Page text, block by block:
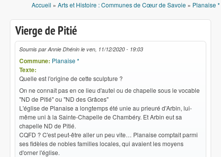
Vous êtes ici
Accueil » Arts et Histoire : Communes de Cœur de Savoie » Planaise *
Vierge de Pitié
Soumis parAnnie Dhénin le ven, 11/12/2020 - 19:03
Commune: Planaise *
Texte:
Quelle est l'origine de cette sculpture ?
On ne connaît pas en ce lieu d'autel ou de chapelle sous le vocable
"ND de Pitié" ou "ND des Grâces"
L'église de Planaise a longtemps été unie au prieuré d'Arbin, lui-
même uni à la Sainte-Chapelle de Chambéry. Et Arbin eut sa
chapelle ND de Pitié.
CQFD ? C'est peut-être aller un peu vite… Planaise comptait parmi
ses fidèles de nobles familles locales, qui avaient les moyens
d'orner l'église.